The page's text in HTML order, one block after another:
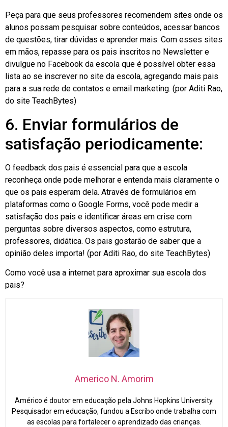
Peça para que seus professores recomendem sites onde os
alunos possam pesquisar sobre conteúdos, acessar bancos
de questões, tirar dúvidas e aprender mais. Com esses sites
em mãos, repasse para os pais inscritos no Newsletter e
divulgue no Facebook da escola que é possível obter essa
lista ao se inscrever no site da escola, agregando mais pais
para a sua rede de contatos e email marketing. (por Aditi Rao,
do site TeachBytes)
6. Enviar formulários de
satisfação periodicamente:
O feedback dos pais é essencial para que a escola
reconheça onde pode melhorar e entenda mais claramente o
que os pais esperam dela. Através de formulários em
plataformas como o Google Forms, você pode medir a
satisfação dos pais e identificar áreas em crise com
perguntas sobre diversos aspectos, como estrutura,
professores, didática. Os pais gostarão de saber que a
opinião deles importa! (por Aditi Rao, do site TeachBytes)
Como você usa a internet para aproximar sua escola dos
pais?
Americo N. Amorim
Américo é doutor em educação pela Johns Hopkins University.
Pesquisador em educação, fundou a Escribo onde trabalha com
as escolas para fortalecer o aprendizado das crianças.